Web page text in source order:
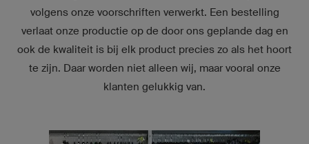
volgens onze voorschriften verwerkt. Een bestelling
verlaat onze productie op de door ons geplande dag en
ook de kwaliteit is bij elk product precies zo als het hoort
te zijn. Daar worden niet alleen wij, maar vooral onze
klanten gelukkig van.